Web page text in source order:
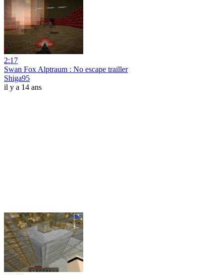
2:17
Swan Fox Alptraum : No escape trailler
Shiga95
il y a 14 ans